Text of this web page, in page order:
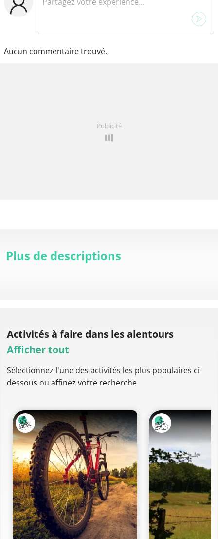
Aucun commentaire trouvé.
Publicité
Plus de descriptions
Activités à faire dans les alentours
Afficher tout
Sélectionnez l'une des activités les plus populaires ci-
dessous ou affinez votre recherche